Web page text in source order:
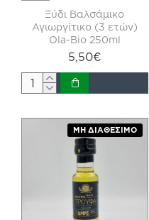
Ξύδι Βαλσάμικο
Αγιωργίτικο (3 ετών)
Ola-Bio 250ml
5,50€
ΜΗ ΔΙΑΘΈΣΙΜΟ